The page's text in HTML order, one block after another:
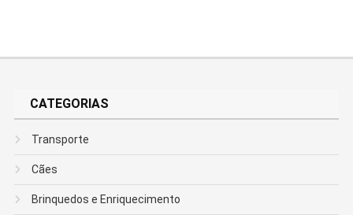
CATEGORIAS
Transporte
Cães
Brinquedos e Enriquecimento